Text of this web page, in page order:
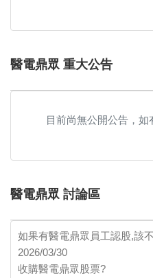
醫電鼎眾 重大公告
目前尚無公開公告，如
醫電鼎眾 討論區
如果有醫電鼎眾員工認股,該
2026/03/30
收購醫電鼎眾股票?